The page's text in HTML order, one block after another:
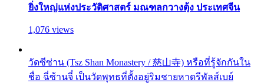
ยิ่งใหญ่แห่งประวัติศาสตร์ มณฑลกวางตุ้ง ประเทศจีน
1,076 views
วัดซีซ่าน (Tsz Shan Monastery / 慈山寺) หรือที่รู้จักกันใน
ชื่อ ฉี่ซ้านจี๋ เป็นวัดพุทธที่ตั้งอยู่ริมชายหาดรีพัลส์เบย์